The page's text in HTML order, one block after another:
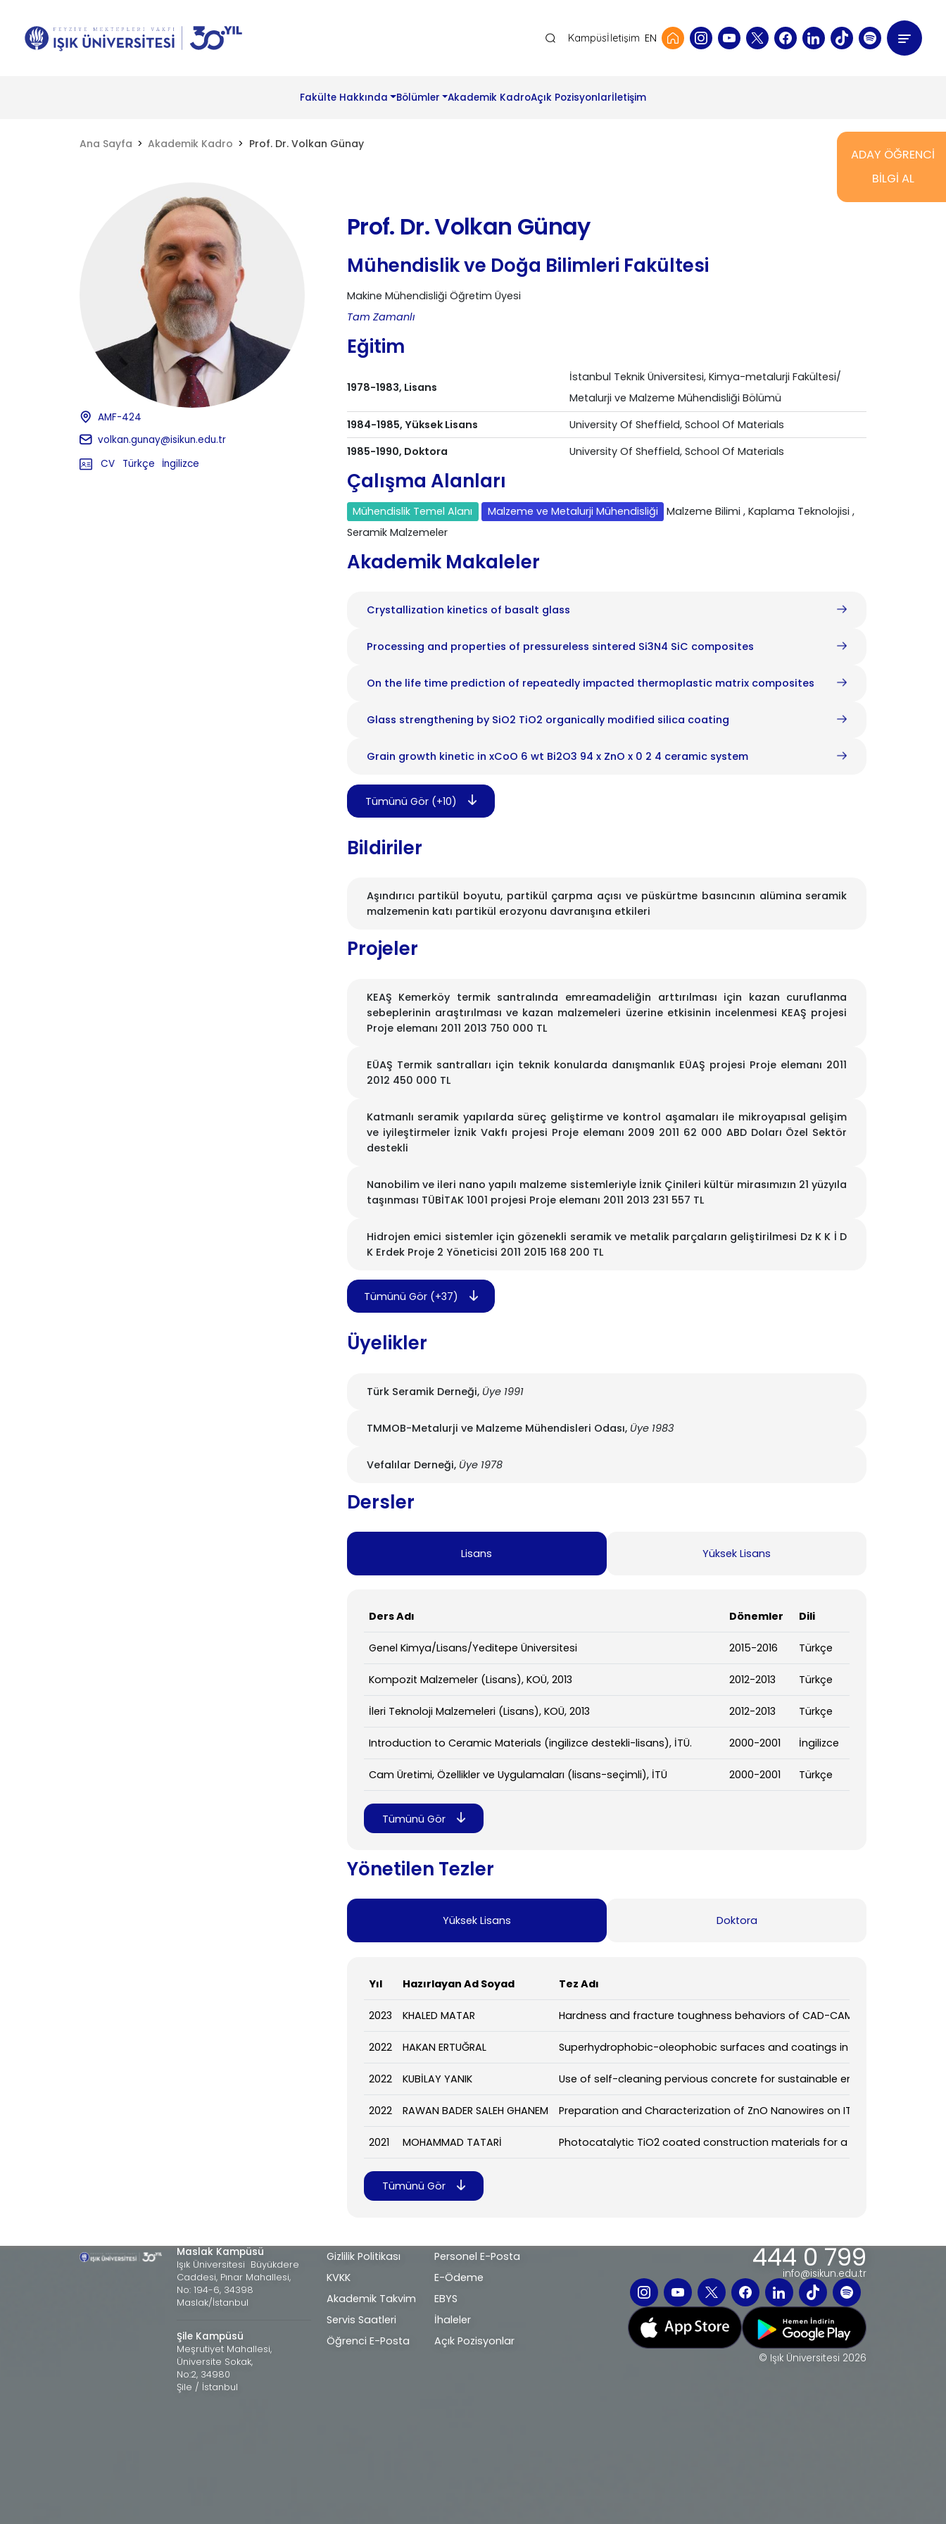
Ana Gezinti Menüsü Üst
Kampüsİletişim EN
Fakülte Hakkında Bölümler Akademik KadroAçık Pozisyonlarİletişim
Ana Sayfa Akademik Kadro Prof. Dr. Volkan Günay
AMF-424
volkan.gunay@isikun.edu.tr
CV
Türkçe İngilizce
Prof. Dr. Volkan Günay
Mühendislik ve Doğa Bilimleri Fakültesi
Makine Mühendisliği Öğretim Üyesi
Tam Zamanlı
Eğitim
1978-1983, Lisans
İstanbul Teknik Üniversitesi, Kimya-metalurji Fakültesi/
Metalurji ve Malzeme Mühendisliği Bölümü
1984-1985, Yüksek Lisans
University Of Sheffield, School Of Materials
1985-1990, Doktora
University Of Sheffield, School Of Materials
Çalışma Alanları
Mühendislik Temel Alanı Malzeme ve Metalurji Mühendisliği Malzeme Bilimi , Kaplama Teknolojisi ,
Seramik Malzemeler
Akademik Makaleler
Crystallization kinetics of basalt glass
Processing and properties of pressureless sintered Si3N4 SiC composites
On the life time prediction of repeatedly impacted thermoplastic matrix composites
Glass strengthening by SiO2 TiO2 organically modified silica coating
Grain growth kinetic in xCoO 6 wt Bi2O3 94 x ZnO x 0 2 4 ceramic system
Tümünü Gör (+10)
Bildiriler
Aşındırıcı partikül boyutu, partikül çarpma açısı ve püskürtme basıncının alümina seramik
malzemenin katı partikül erozyonu davranışına etkileri
Projeler
KEAŞ Kemerköy termik santralında emreamadeliğin arttırılması için kazan curuflanma
sebeplerinin araştırılması ve kazan malzemeleri üzerine etkisinin incelenmesi KEAŞ projesi
Proje elemanı 2011 2013 750 000 TL
EÜAŞ Termik santralları için teknik konularda danışmanlık EÜAŞ projesi Proje elemanı 2011
2012 450 000 TL
Katmanlı seramik yapılarda süreç geliştirme ve kontrol aşamaları ile mikroyapısal gelişim
ve iyileştirmeler İznik Vakfı projesi Proje elemanı 2009 2011 62 000 ABD Doları Özel Sektör
destekli
Nanobilim ve ileri nano yapılı malzeme sistemleriyle İznik Çinileri kültür mirasımızın 21 yüzyıla
taşınması TÜBİTAK 1001 projesi Proje elemanı 2011 2013 231 557 TL
Hidrojen emici sistemler için gözenekli seramik ve metalik parçaların geliştirilmesi Dz K K İ D
K Erdek Proje 2 Yöneticisi 2011 2015 168 200 TL
Tümünü Gör (+37)
Üyelikler
Türk Seramik Derneği, Üye 1991
TMMOB-Metalurji ve Malzeme Mühendisleri Odası, Üye 1983
Vefalılar Derneği, Üye 1978
Dersler
Lisans Yüksek Lisans
Ders Adı Dönemler Dili
Genel Kimya/Lisans/Yeditepe Üniversitesi 2015-2016 Türkçe
Kompozit Malzemeler (Lisans), KOÜ, 2013 2012-2013 Türkçe
İleri Teknoloji Malzemeleri (Lisans), KOÜ, 2013 2012-2013 Türkçe
Introduction to Ceramic Materials (ingilizce destekli-lisans), İTÜ. 2000-2001 İngilizce
Cam Üretimi, Özellikler ve Uygulamaları (lisans-seçimli), İTÜ 2000-2001 Türkçe
Tümünü Gör
Yönetilen Tezler
Yüksek Lisans Doktora
Yıl Hazırlayan Ad Soyad Tez Adı
2023 KHALED MATAR Hardness and fracture toughness behaviors of CAD-CAM dental ceramics
2022 HAKAN ERTUĞRAL Superhydrophobic-oleophobic surfaces and coatings in anti-graffiti
2022 KUBİLAY YANIK Use of self-cleaning pervious concrete for sustainable environment
2022 RAWAN BADER SALEH GHANEM Preparation and Characterization of ZnO Nanowires on ITO-glass and ITO-
2021 MOHAMMAD TATARİ Photocatalytic TiO2 coated construction materials for a cleaner
Tümünü Gör
Maslak Kampüsü
Işık Üniversitesi Büyükdere
Caddesi, Pınar Mahallesi,
No: 194-6, 34398
Maslak/İstanbul
Şile Kampüsü
Meşrutiyet Mahallesi,
Üniversite Sokak,
No:2, 34980
Şile / İstanbul
Alt
bilgi
Gizlilik Politikası
KVKK
Akademik Takvim
Servis Saatleri
Öğrenci E-Posta
Personel E-Posta
E-Ödeme
EBYS
İhaleler
Açık Pozisyonlar
444 0 799
info@isikun.edu.tr
© Işık Üniversitesi 2026
ADAY ÖĞRENCİ
BİLGİ AL